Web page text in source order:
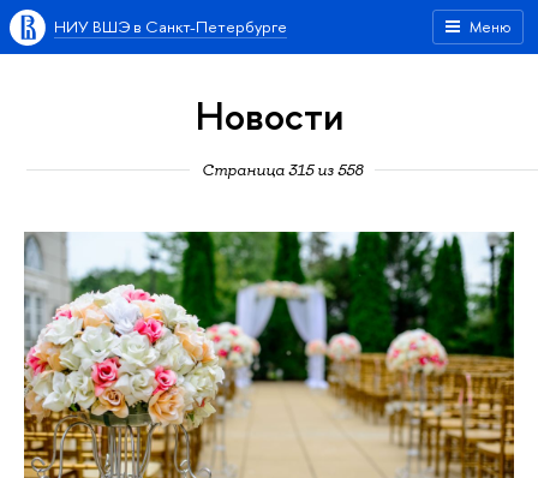
Меню
НИУ ВШЭ в Санкт-Петербурге
Новости
Страница 315 из 558